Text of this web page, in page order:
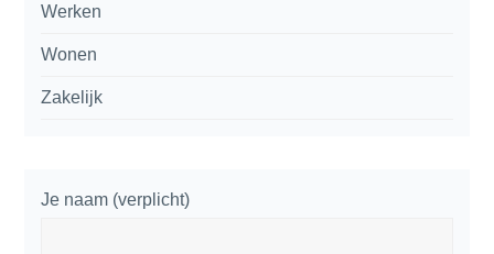
Werken
Wonen
Zakelijk
Je naam (verplicht)